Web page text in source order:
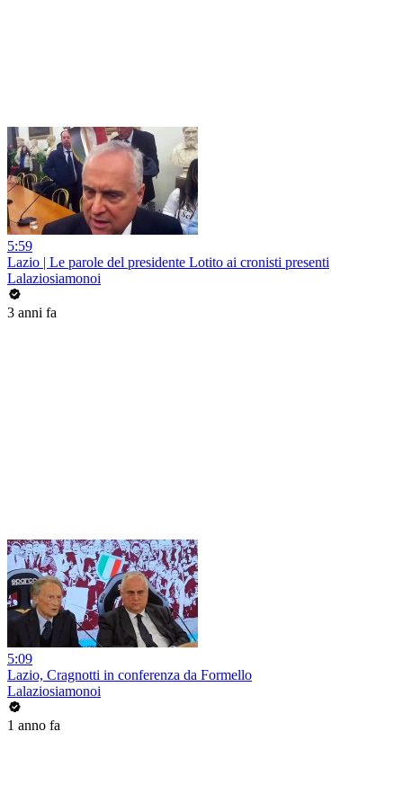
5:59
Lazio | Le parole del presidente Lotito ai cronisti presenti
Lalaziosiamonoi
3 anni fa
5:09
Lazio, Cragnotti in conferenza da Formello
Lalaziosiamonoi
1 anno fa